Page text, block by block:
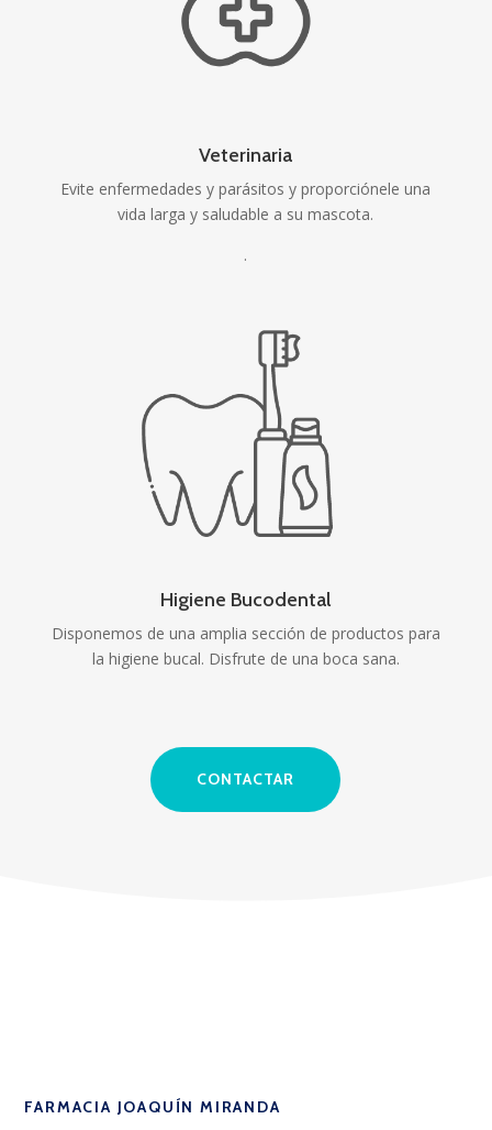
Veterinaria
Evite enfermedades y parásitos y proporciónele una
vida larga y saludable a su mascota.
.
Higiene Bucodental
Disponemos de una amplia sección de productos para
la higiene bucal. Disfrute de una boca sana.
CONTACTAR
FARMACIA JOAQUÍN MIRANDA